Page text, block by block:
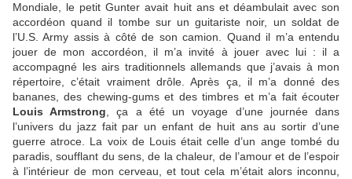
Mondiale, le petit Gunter avait huit ans et déambulait avec son
accordéon quand il tombe sur un guitariste noir, un soldat de
l’U.S. Army assis à côté de son camion. Quand il m’a entendu
jouer de mon accordéon, il m’a invité à jouer avec lui : il a
accompagné les airs traditionnels allemands que j’avais à mon
répertoire, c’était vraiment drôle. Après ça, il m’a donné des
bananes, des chewing-gums et des timbres et m’a fait écouter
Louis Armstrong , ça a été un voyage d’une journée dans
l’univers du jazz fait par un enfant de huit ans au sortir d’une
guerre atroce. La voix de Louis était celle d’un ange tombé du
paradis, soufflant du sens, de la chaleur, de l’amour et de l’espoir
à l’intérieur de mon cerveau, et tout cela m’était alors inconnu,